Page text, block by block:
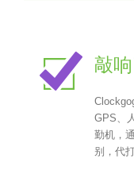
敲
GPS、
勤机，
别，代